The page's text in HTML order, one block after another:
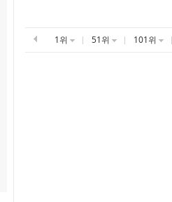
1위 51위 101위